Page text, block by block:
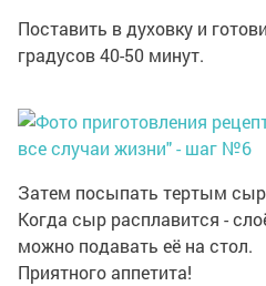
Поставить в духовку и
градусов 40-50 минут.
Затем посыпать тертым
Когда сыр расплавится -
можно подавать её на стол.
Приятного аппетита!